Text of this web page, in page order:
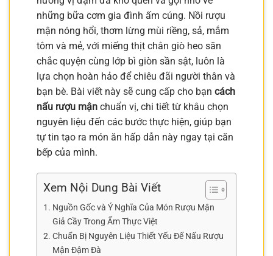
những bữa cơm gia đình ấm cúng. Nồi rượu
mận nóng hổi, thơm lừng mùi riềng, sả, mắm
tôm và mẻ, với miếng thịt chân giò heo săn
chắc quyện cùng lớp bì giòn sần sật, luôn là
lựa chọn hoàn hảo để chiêu đãi người thân và
bạn bè. Bài viết này sẽ cung cấp cho bạn cách
nấu rượu mận chuẩn vị, chi tiết từ khâu chọn
nguyên liệu đến các bước thực hiện, giúp bạn
tự tin tạo ra món ăn hấp dẫn này ngay tại căn
bếp của mình.
Xem Nội Dung Bài Viết
Nguồn Gốc và Ý Nghĩa Của Món Rượu Mận
Giả Cầy Trong Ẩm Thực Việt
Chuẩn Bị Nguyên Liệu Thiết Yếu Để Nấu Rượu
Mận Đậm Đà